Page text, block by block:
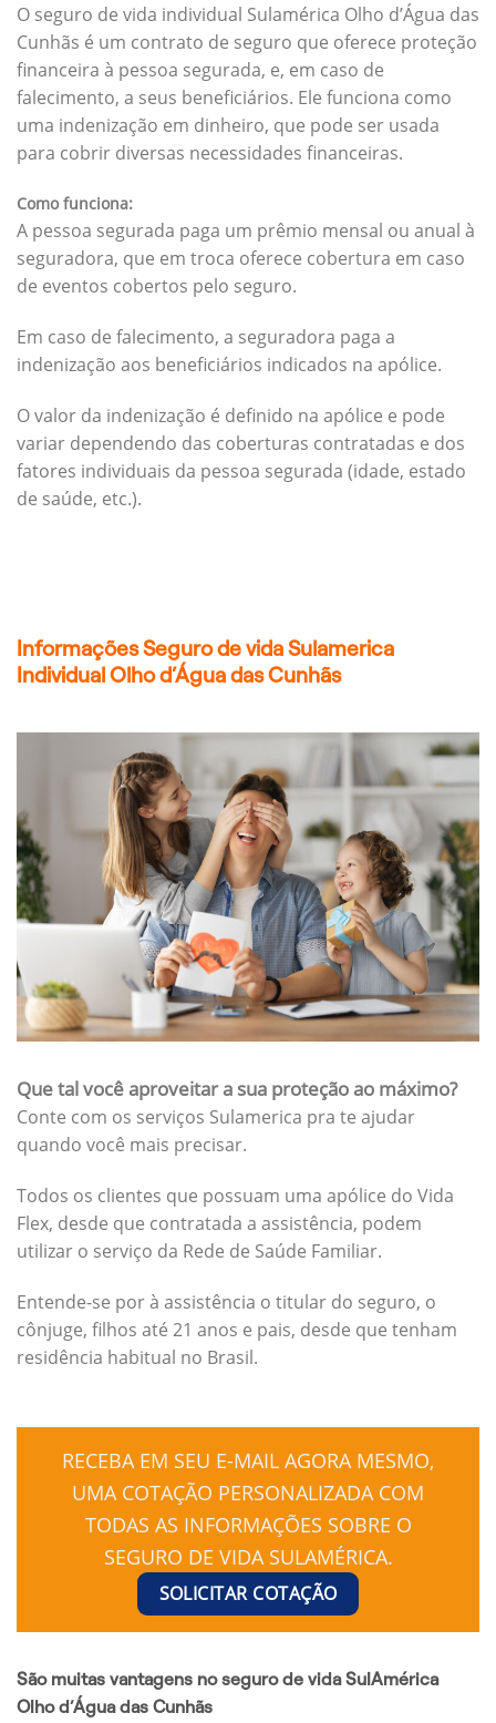
O seguro de vida individual Sulamérica Olho d’Água das
Cunhãs é um contrato de seguro que oferece proteção
financeira à pessoa segurada, e, em caso de
falecimento, a seus beneficiários. Ele funciona como
uma indenização em dinheiro, que pode ser usada
para cobrir diversas necessidades financeiras.
Como funciona:
A pessoa segurada paga um prêmio mensal ou anual à
seguradora, que em troca oferece cobertura em caso
de eventos cobertos pelo seguro.
Em caso de falecimento, a seguradora paga a
indenização aos beneficiários indicados na apólice.
O valor da indenização é definido na apólice e pode
variar dependendo das coberturas contratadas e dos
fatores individuais da pessoa segurada (idade, estado
de saúde, etc.).
Informações Seguro de vida Sulamerica
Individual Olho d’Água das Cunhãs
Que tal você aproveitar a sua proteção ao máximo?
Conte com os serviços Sulamerica pra te ajudar
quando você mais precisar.
Todos os clientes que possuam uma apólice do Vida
Flex, desde que contratada a assistência, podem
utilizar o serviço da Rede de Saúde Familiar.
Entende-se por à assistência o titular do seguro, o
cônjuge, filhos até 21 anos e pais, desde que tenham
residência habitual no Brasil.
RECEBA EM SEU E-MAIL AGORA MESMO,
UMA COTAÇÃO PERSONALIZADA COM
TODAS AS INFORMAÇÕES SOBRE O
SEGURO DE VIDA SULAMÉRICA.
SOLICITAR COTAÇÃO
São muitas vantagens no seguro de vida SulAmérica
Olho d’Água das Cunhãs